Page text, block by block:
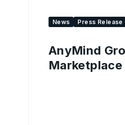
News Press Release
AnyMind
Marketplace